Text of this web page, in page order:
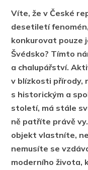
Víte, že v České
desetiletí
konkurovat pouze
Švédsko? Tímto
a chalupářství.
v blízkosti přírody,
s historickým a
století, má stále
ně patříte právě
objekt vlastníte,
nemusíte se
moderního života,